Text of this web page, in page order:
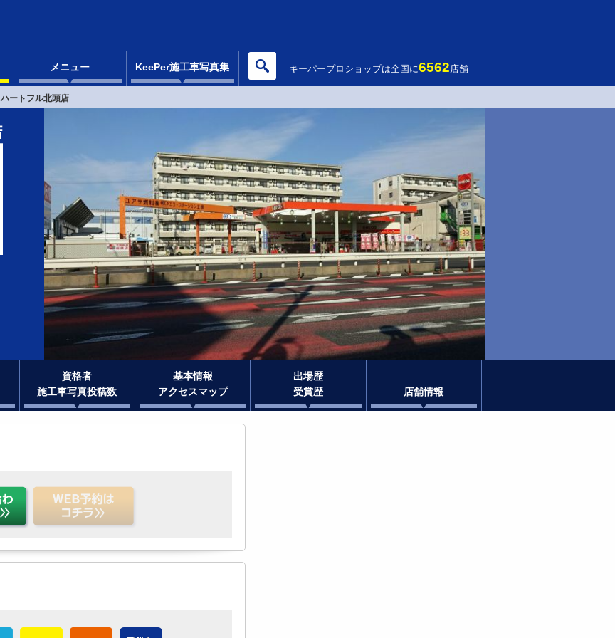
メニュー KeePer施工車写真集 キーパープロショップは全国に6562店舗
ハートフル北頭店
資格者
施工車写真投稿数
基本情報
アクセスマップ
出場歴
受賞歴
店舗情報